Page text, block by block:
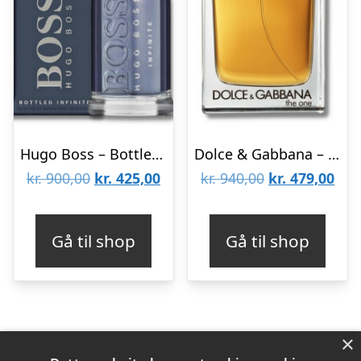
Hugo Boss – Bottled Infinite – 100 ml – Edp
kr.900,00 Den
kr. 900,00.
kr. 425,00Den
kr. 425,00.
Gå til shop
Dolce & Gabbana – The One for Men – 100 ml – Edt
kr.940,00 Den
kr. 940,00.
kr. 479,00Den
kr.
Gå til shop
×